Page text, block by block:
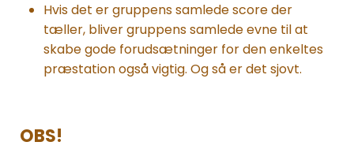
Hvis det er gruppens samlede score der
tæller, bliver gruppens samlede evne til at
skabe gode forudsætninger for den enkeltes
præstation også vigtig. Og så er det sjovt.
OBS!